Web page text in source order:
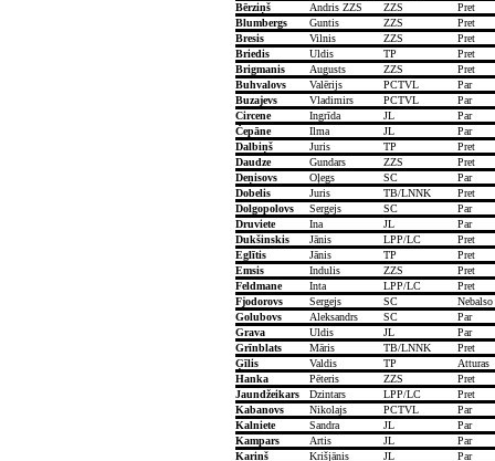
Bērziņš
Andris ZZS ZZS
Pret
Blumbergs
Guntis ZZS
Pret
Bresis
Vilnis ZZS
Pret
Briedis
Uldis TP
Pret
Brigmanis
Augusts ZZS
Pret
Buhvalovs
Valērijs PCTVL
Par
Buzajevs
Vladimirs PCTVL
Par
Circene
Ingrīda JL
Par
Čepāne
Ilma JL
Par
Dalbiņš
Juris TP
Pret
Daudze
Gundars ZZS
Pret
Deņisovs
Oļegs SC
Par
Dobelis
Juris TB/LNNK
Pret
Dolgopolovs
Sergejs SC
Par
Druviete
Ina JL
Par
Dukšinskis
Jānis LPP/LC
Pret
Eglītis
Jānis TP
Pret
Emsis
Indulis ZZS
Pret
Feldmane
Inta LPP/LC
Pret
Fjodorovs
Sergejs SC
Nebalso
Golubovs
Aleksandrs SC
Par
Grava
Uldis JL
Par
Grīnblats
Māris TB/LNNK
Pret
Ģīlis
Valdis TP
Atturas
Hanka
Pēteris ZZS
Pret
Jaundžeikars
Dzintars LPP/LC
Pret
Kabanovs
Nikolajs PCTVL
Par
Kalniete
Sandra JL
Par
Kampars
Artis JL
Par
Kariņš
Krišjānis JL
Par